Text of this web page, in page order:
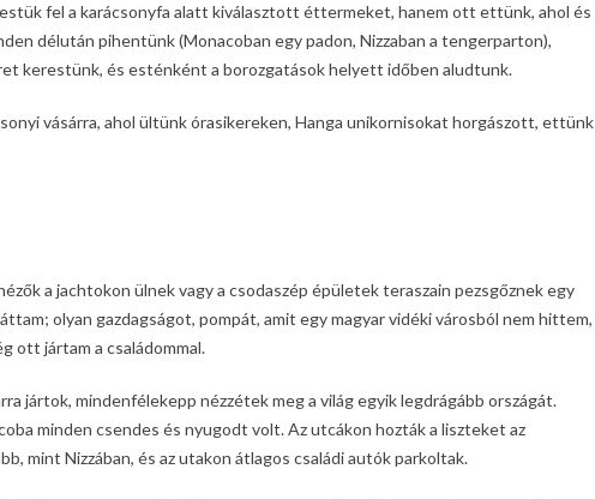
fel a karácsonyfa alatt kiválasztott éttermeket, hanem ott ettünk, ahol és
délután pihentünk (Monacoban egy padon, Nizzaban a tengerparton),
kerestünk, és esténként a borozgatások helyett időben aludtunk.
vásárra, ahol ültünk órasikereken, Hanga unikornisokat horgászott, ettünk
a jachtokon ülnek vagy a csodaszép épületek teraszain pezsgőznek egy
olyan gazdagságot, pompát, amit egy magyar vidéki városból nem hittem,
ott jártam a családommal.
jártok, mindenfélekepp nézzétek meg a világ egyik legdrágább országát.
minden csendes és nyugodt volt. Az utcákon hozták a liszteket az
mint Nizzában, és az utakon átlagos családi autók parkoltak.